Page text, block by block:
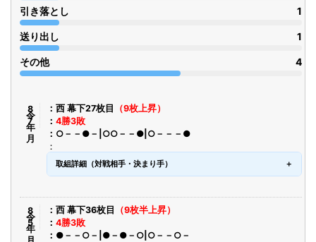
引き落とし 1
送り出し 1
その他 4
令8年7月 西 幕下27枚目
（9枚上昇）
4勝3敗
○－－●－|○○－－●|○－－－●
取組詳細（対戦相手・決まり手）
令8年5月 西 幕下36枚目
（9枚半上昇）
4勝3敗
●－－○－|●－●－○|○－－○－